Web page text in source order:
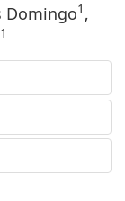
Domingo1 ,
1